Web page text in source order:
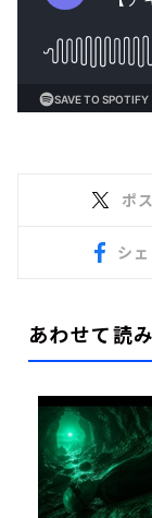
ポ
シ
あわせて読